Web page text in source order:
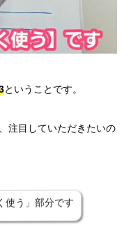
ということです。
注目していただきたいの
使う」部分です